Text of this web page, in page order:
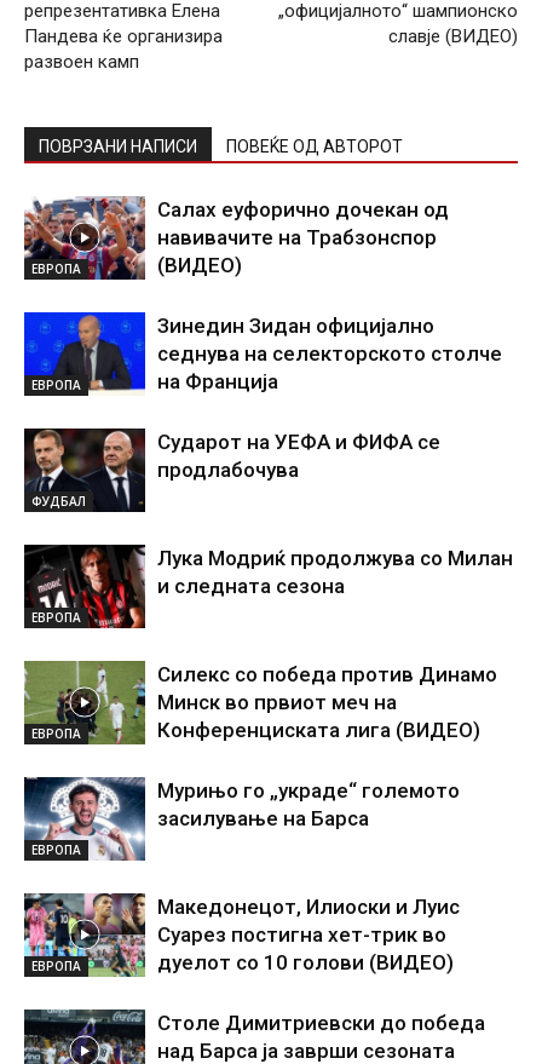
репрезентативка Елена
Пандева ќе организира
развоен камп
„официјалното“ шампионско
славје (ВИДЕО)
ПОВРЗАНИ НАПИСИ ПОВЕЌЕ ОД АВТОРОТ
ЕВРОПА
Салах еуфорично дочекан од
навивачите на Трабзонспор
(ВИДЕО)
ЕВРОПА
Зинедин Зидан официјално
седнува на селекторското столче
на Франција
ФУДБАЛ
Сударот на УЕФА и ФИФА се
продлабочува
ЕВРОПА
Лука Модриќ продолжува со Милан
и следната сезона
ЕВРОПА
Силекс со победа против Динамо
Минск во првиот меч на
Конференциската лига (ВИДЕО)
ЕВРОПА
Мурињо го „украде“ големото
засилување на Барса
ЕВРОПА
Македонецот, Илиоски и Луис
Суарез постигна хет-трик во
дуелот со 10 голови (ВИДЕО)
Столе Димитриевски до победа
над Барса ја заврши сезоната